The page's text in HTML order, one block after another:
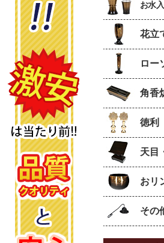
お水
花立
ロー
角香
徳利
天目
おリ
その